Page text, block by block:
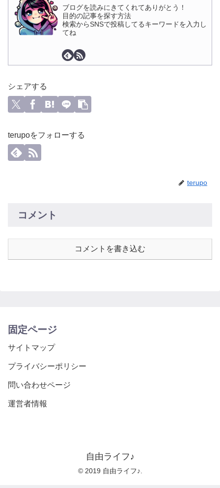
ブログを読みにきてくれてありがとう！
目的の記事を探す方法
検索からSNSで投稿してるキーワードを入力し
てね
シェアする
terupoをフォローする
terupo
コメント
コメントを書き込む
固定ページ
サイトマップ
プライバシーポリシー
問い合わせページ
運営者情報
自由ライフ♪
© 2019 自由ライフ♪.